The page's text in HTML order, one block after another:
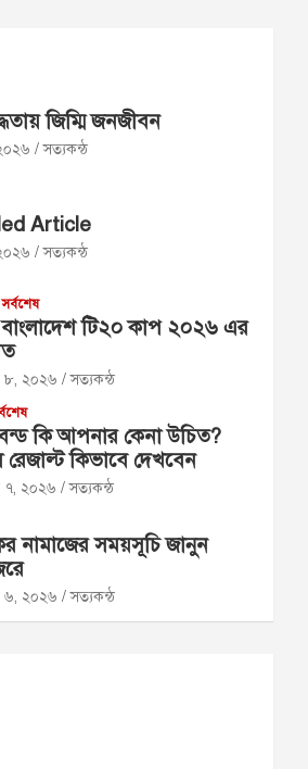
জিম্মি জনজীবন
সত্যকন্ঠ
Article
সত্যকন্ঠ
সর্বশেষ
টি২০ কাপ ২০২৬ এর
৮, ২০২৬ সত্যকন্ঠ
কি আপনার কেনা উচিত?
রেজাল্ট কিভাবে দেখবেন
৭, ২০২৬ সত্যকন্ঠ
নামাজের সময়সূচি জানুন
৬, ২০২৬ সত্যকন্ঠ